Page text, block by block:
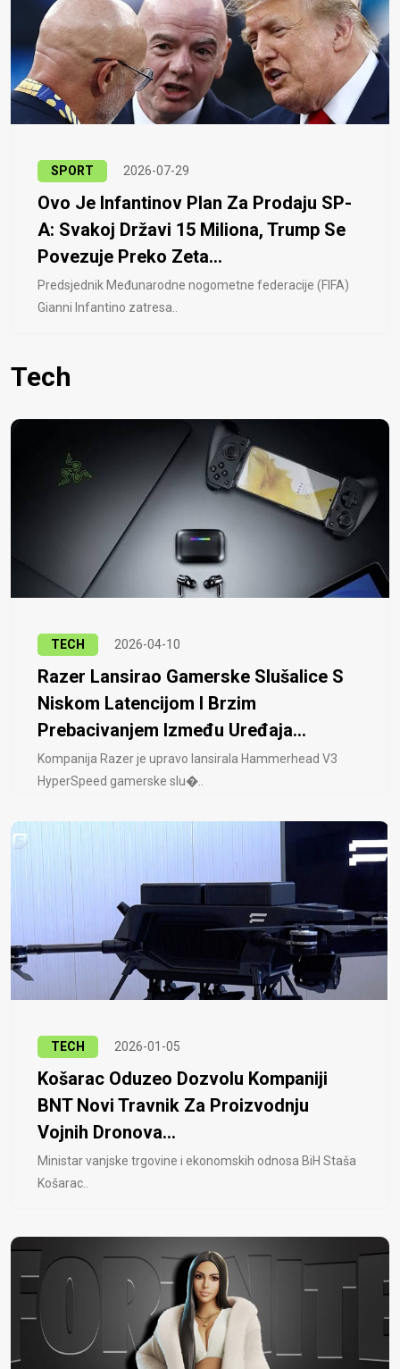
SPORT 2026-07-29
Ovo Je Infantinov Plan Za Prodaju SP-
A: Svakoj Državi 15 Miliona, Trump Se
Povezuje Preko Zeta...
Predsjednik Međunarodne nogometne federacije (FIFA)
Gianni Infantino zatresa..
Tech
TECH 2026-04-10
Razer Lansirao Gamerske Slušalice S
Niskom Latencijom I Brzim
Prebacivanjem Između Uređaja...
Kompanija Razer je upravo lansirala Hammerhead V3
HyperSpeed ​​gamerske slu�..
TECH 2026-01-05
Košarac Oduzeo Dozvolu Kompaniji
BNT Novi Travnik Za Proizvodnju
Vojnih Dronova...
Ministar vanjske trgovine i ekonomskih odnosa BiH Staša
Košarac..